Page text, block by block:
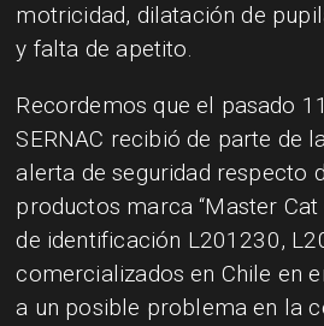
motricidad, dilatación de
y falta de apetito.
Recordemos que el pasado
SERNAC recibió de parte de
alerta de seguridad respecto
productos marca “Master Cat
de identificación L201230,
comercializados en Chile en
a un posible problema en la